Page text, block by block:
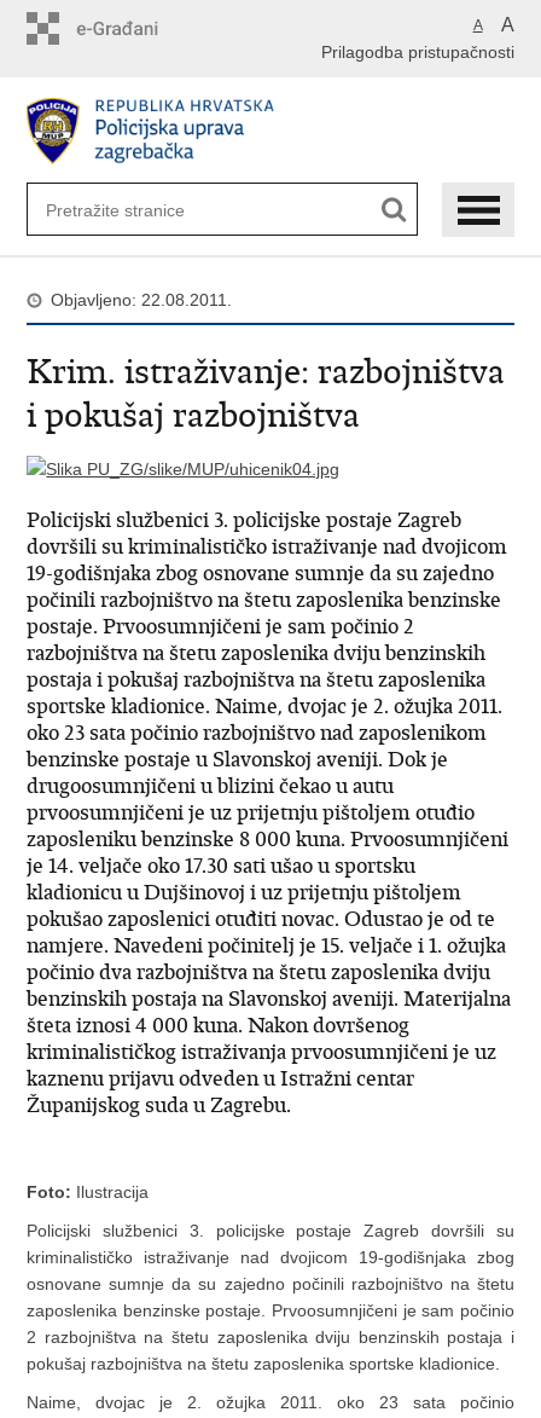
A A
Prilagodba pristupačnosti
Objavljeno: 22.08.2011.
Krim. istraživanje: razbojništva
i pokušaj razbojništva
Policijski službenici 3. policijske postaje Zagreb
dovršili su kriminalističko istraživanje nad dvojicom
19-godišnjaka zbog osnovane sumnje da su zajedno
počinili razbojništvo na štetu zaposlenika benzinske
postaje. Prvoosumnjičeni je sam počinio 2
razbojništva na štetu zaposlenika dviju benzinskih
postaja i pokušaj razbojništva na štetu zaposlenika
sportske kladionice. Naime, dvojac je 2. ožujka 2011.
oko 23 sata počinio razbojništvo nad zaposlenikom
benzinske postaje u Slavonskoj aveniji. Dok je
drugoosumnjičeni u blizini čekao u autu
prvoosumnjičeni je uz prijetnju pištoljem otuđio
zaposleniku benzinske 8 000 kuna. Prvoosumnjičeni
je 14. veljače oko 17.30 sati ušao u sportsku
kladionicu u Dujšinovoj i uz prijetnju pištoljem
pokušao zaposlenici otuđiti novac. Odustao je od te
namjere. Navedeni počinitelj je 15. veljače i 1. ožujka
počinio dva razbojništva na štetu zaposlenika dviju
benzinskih postaja na Slavonskoj aveniji. Materijalna
šteta iznosi 4 000 kuna. Nakon dovršenog
kriminalističkog istraživanja prvoosumnjičeni je uz
kaznenu prijavu odveden u Istražni centar
Županijskog suda u Zagrebu.
Foto: Ilustracija
Policijski službenici 3. policijske postaje Zagreb dovršili su
kriminalističko istraživanje nad dvojicom 19-godišnjaka zbog
osnovane sumnje da su zajedno počinili razbojništvo na štetu
zaposlenika benzinske postaje. Prvoosumnjičeni je sam počinio
2 razbojništva na štetu zaposlenika dviju benzinskih postaja i
pokušaj razbojništva na štetu zaposlenika sportske kladionice.
Naime, dvojac je 2. ožujka 2011. oko 23 sata počinio